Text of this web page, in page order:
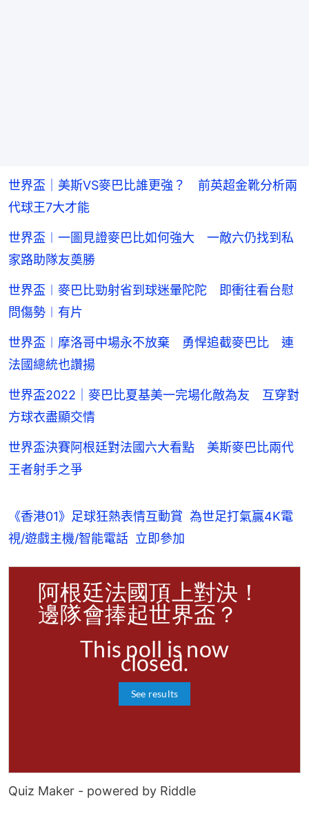
世界盃｜美斯VS麥巴比誰更強？ 前英超金靴分析兩
代球王7大才能
世界盃︱一圖見證麥巴比如何強大 一敵六仍找到私
家路助隊友奠勝
世界盃︱麥巴比勁射省到球迷暈陀陀 即衝往看台慰
問傷勢︱有片
世界盃︱摩洛哥中場永不放棄 勇悍追截麥巴比 連
法國總統也讚揚
世界盃2022｜麥巴比夏基美一完場化敵為友 互穿對
方球衣盡顯交情
世界盃決賽阿根廷對法國六大看點 美斯麥巴比兩代
王者射手之爭
《香港01》足球狂熱表情互動賞  為世足打氣贏4K電
視/遊戲主機/智能電話  立即參加
Quiz Maker - powered by Riddle